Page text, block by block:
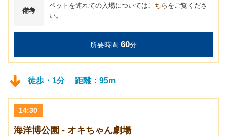
備考
ペットを連れての入場については こちら をご覧くださ
い。
所要時間 60分
徒歩・1分 距離：95m
14:30
海洋博公園 - オキちゃん劇場